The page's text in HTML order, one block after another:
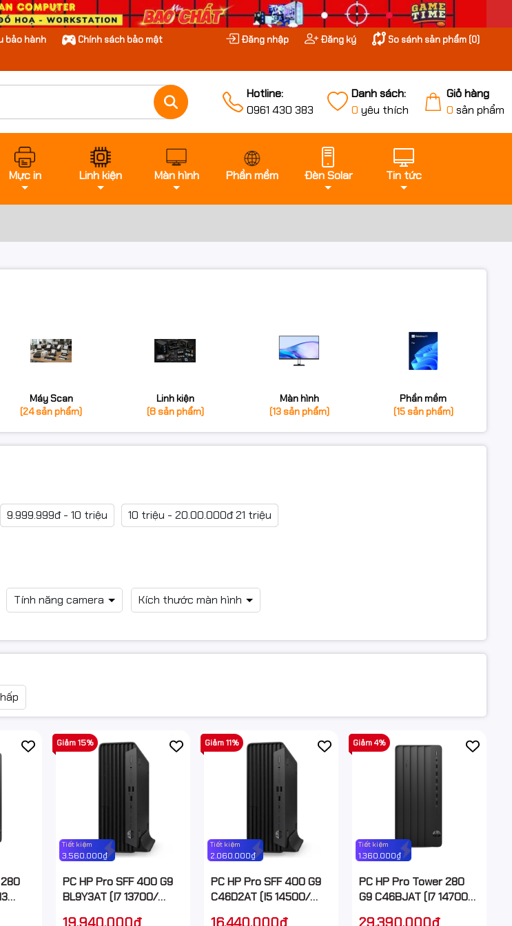
bảo hành
Chính sách bảo mật
Đăng nhập Đăng ký So sánh sản phẩm (0)
Hotline:
0961 430 383
Danh sách:
0 yêu thích
Giỏ hàng
0 sản phẩm
Mực in Linh kiện Màn hình Phần mềm Đèn Solar Tin tức
Máy Scan
(24 sản phẩm)
Linh kiện
(8 sản phẩm)
Màn hình
(13 sản phẩm)
Phần mềm
(15 sản phẩm)
9.999.999đ - 10 triệu 10 triệu - 20.00.000đ 21 triệu
Tính năng camera Kích thước màn hình
Tiết kiệm
3.560.000₫
Giảm 15%
PC HP Pro SFF 400 G9
BL9Y3AT (I7 13700/
Tiết kiệm
2.060.000₫
Giảm 11%
PC HP Pro SFF 400 G9
C46D2AT (I5 14500/
Tiết kiệm
1.360.000₫
Giảm 4%
PC HP Pro Tower 280
G9 C46BJAT (I7 14700/